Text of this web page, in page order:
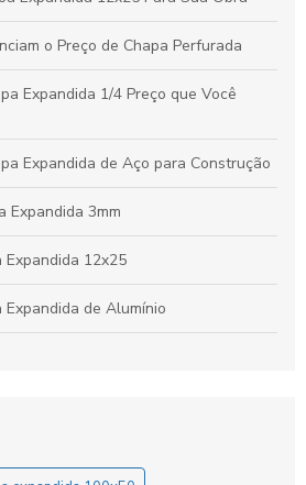
o Preço de Chapa Perfurada
Expandida 1/4 Preço que Você
Expandida de Aço para Construção
Expandida 3mm
Expandida 12x25
de Alumínio
da Chapa Expandida para Grades